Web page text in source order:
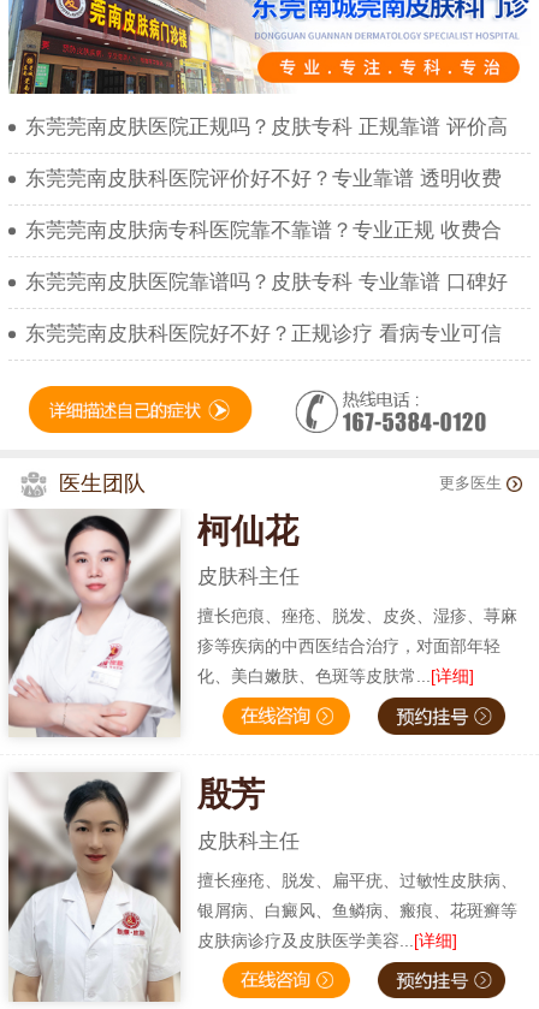
东莞莞南皮肤医院正规吗？皮肤专科 正规靠谱 评价高
东莞莞南皮肤科医院评价好不好？专业靠谱 透明收费
东莞莞南皮肤病专科医院靠不靠谱？专业正规 收费合
东莞莞南皮肤医院靠谱吗？皮肤专科 专业靠谱 口碑好
东莞莞南皮肤科医院好不好？正规诊疗 看病专业可信
医生团队 更多医生
柯仙花
皮肤科主任
擅长疤痕、痤疮、脱发、皮炎、湿疹、荨麻
疹等疾病的中西医结合治疗，对面部年轻
化、美白嫩肤、色斑等皮肤常... [详细]
殷芳
皮肤科主任
擅长痤疮、脱发、扁平疣、过敏性皮肤病、
银屑病、白癜风、鱼鳞病、瘢痕、花斑癣等
皮肤病诊疗及皮肤医学美容... [详细]